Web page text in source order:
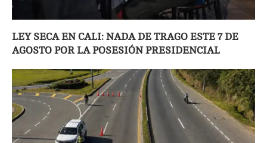
LEY SECA EN CALI: NADA DE TRAGO ESTE 7 DE
AGOSTO POR LA POSESIÓN PRESIDENCIAL